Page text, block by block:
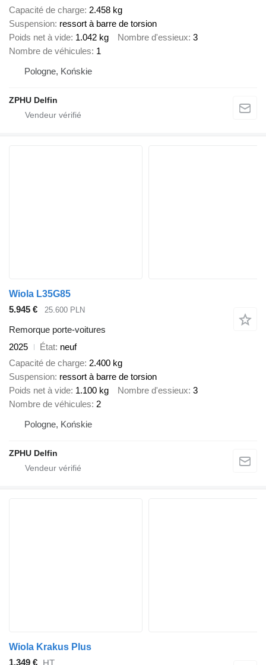
Capacité de charge 2.458 kg
Suspension ressort à barre de torsion
Poids net à vide 1.042 kg Nombre d'essieux 3
Nombre de véhicules 1
Pologne, Końskie
ZPHU Delfin
Wiola L35G85
5.945 €
25.600 PLN
Remorque porte-voitures
2025
État neuf
Capacité de charge 2.400 kg
Suspension ressort à barre de torsion
Poids net à vide 1.100 kg Nombre d'essieux 3
Nombre de véhicules 2
Pologne, Końskie
ZPHU Delfin
Wiola Krakus Plus
1.349 €